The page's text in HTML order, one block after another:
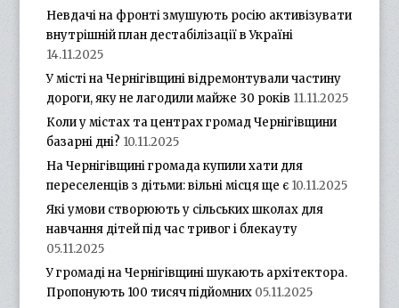
Невдачі на фронті змушують росію активізувати
внутрішній план дестабілізації в Україні
14.11.2025
У місті на Чернігівщині відремонтували частину
дороги, яку не лагодили майже 30 років 11.11.2025
Коли у містах та центрах громад Чернігівщини
базарні дні? 10.11.2025
На Чернігівщині громада купили хати для
переселенців з дітьми: вільні місця ще є 10.11.2025
Які умови створюють у сільських школах для
навчання дітей під час тривог і блекауту
05.11.2025
У громаді на Чернігівщині шукають архітектора.
Пропонують 100 тисяч підйомних 05.11.2025